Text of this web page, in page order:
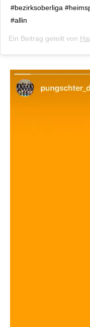
#bezirksoberliga
#allin
Ein Beitrag geteilt von